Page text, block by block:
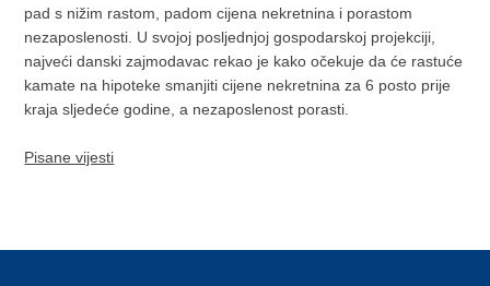
pad s nižim rastom, padom cijena nekretnina i porastom
nezaposlenosti. U svojoj posljednjoj gospodarskoj projekciji,
najveći danski zajmodavac rekao je kako očekuje da će rastuće
kamate na hipoteke smanjiti cijene nekretnina za 6 posto prije
kraja sljedeće godine, a nezaposlenost porasti.
Pisane vijesti